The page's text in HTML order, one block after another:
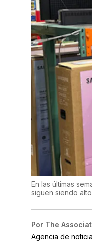
En las últimas
siguen siendo
Por The
Agencia de